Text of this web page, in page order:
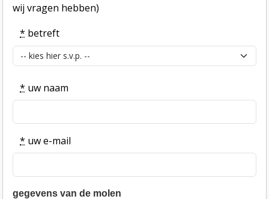
wij vragen hebben)
* betreft
* uw naam
* uw e-mail
gegevens van de molen